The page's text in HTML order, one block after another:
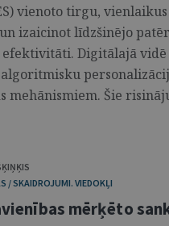
vienoto tirgu,
izaicinot līdzšinējo
Digitālajā vidē
mehānismiem. Šie
/ SKAIDROJUMI. VIEDOKĻI
mērķēto